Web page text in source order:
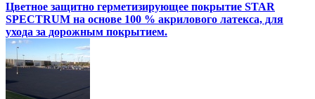
Цветное защитно герметизирующее покрытие STAR
SPECTRUM на основе 100 % акрилового латекса, для
ухода за дорожным покрытием.